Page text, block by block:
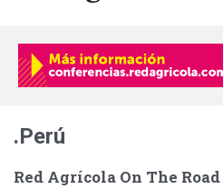
.Perú
Red Agrícola On The Road